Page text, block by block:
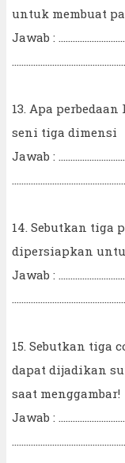
untuk membuat
Jawab :
13. Apa
seni tiga dimensi
Jawab :
14. Sebutkan tiga
dipersiapkan
Jawab :
15. Sebutkan tiga
dapat dijadikan
saat menggambar!
Jawab :